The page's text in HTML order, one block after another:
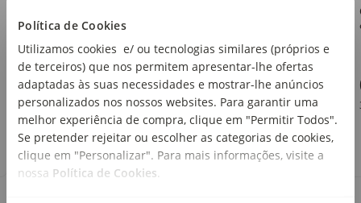
Política de Cookies
Utilizamos cookies e/ ou tecnologias similares (próprios e
de terceiros) que nos permitem apresentar-lhe ofertas
adaptadas às suas necessidades e mostrar-lhe anúncios
personalizados nos nossos websites. Para garantir uma
melhor experiência de compra, clique em "Permitir Todos".
Se pretender rejeitar ou escolher as categorias de cookies,
clique em "Personalizar". Para mais informações, visite a
nossa Política de Cookies
1 ,79€
7,16€/kg